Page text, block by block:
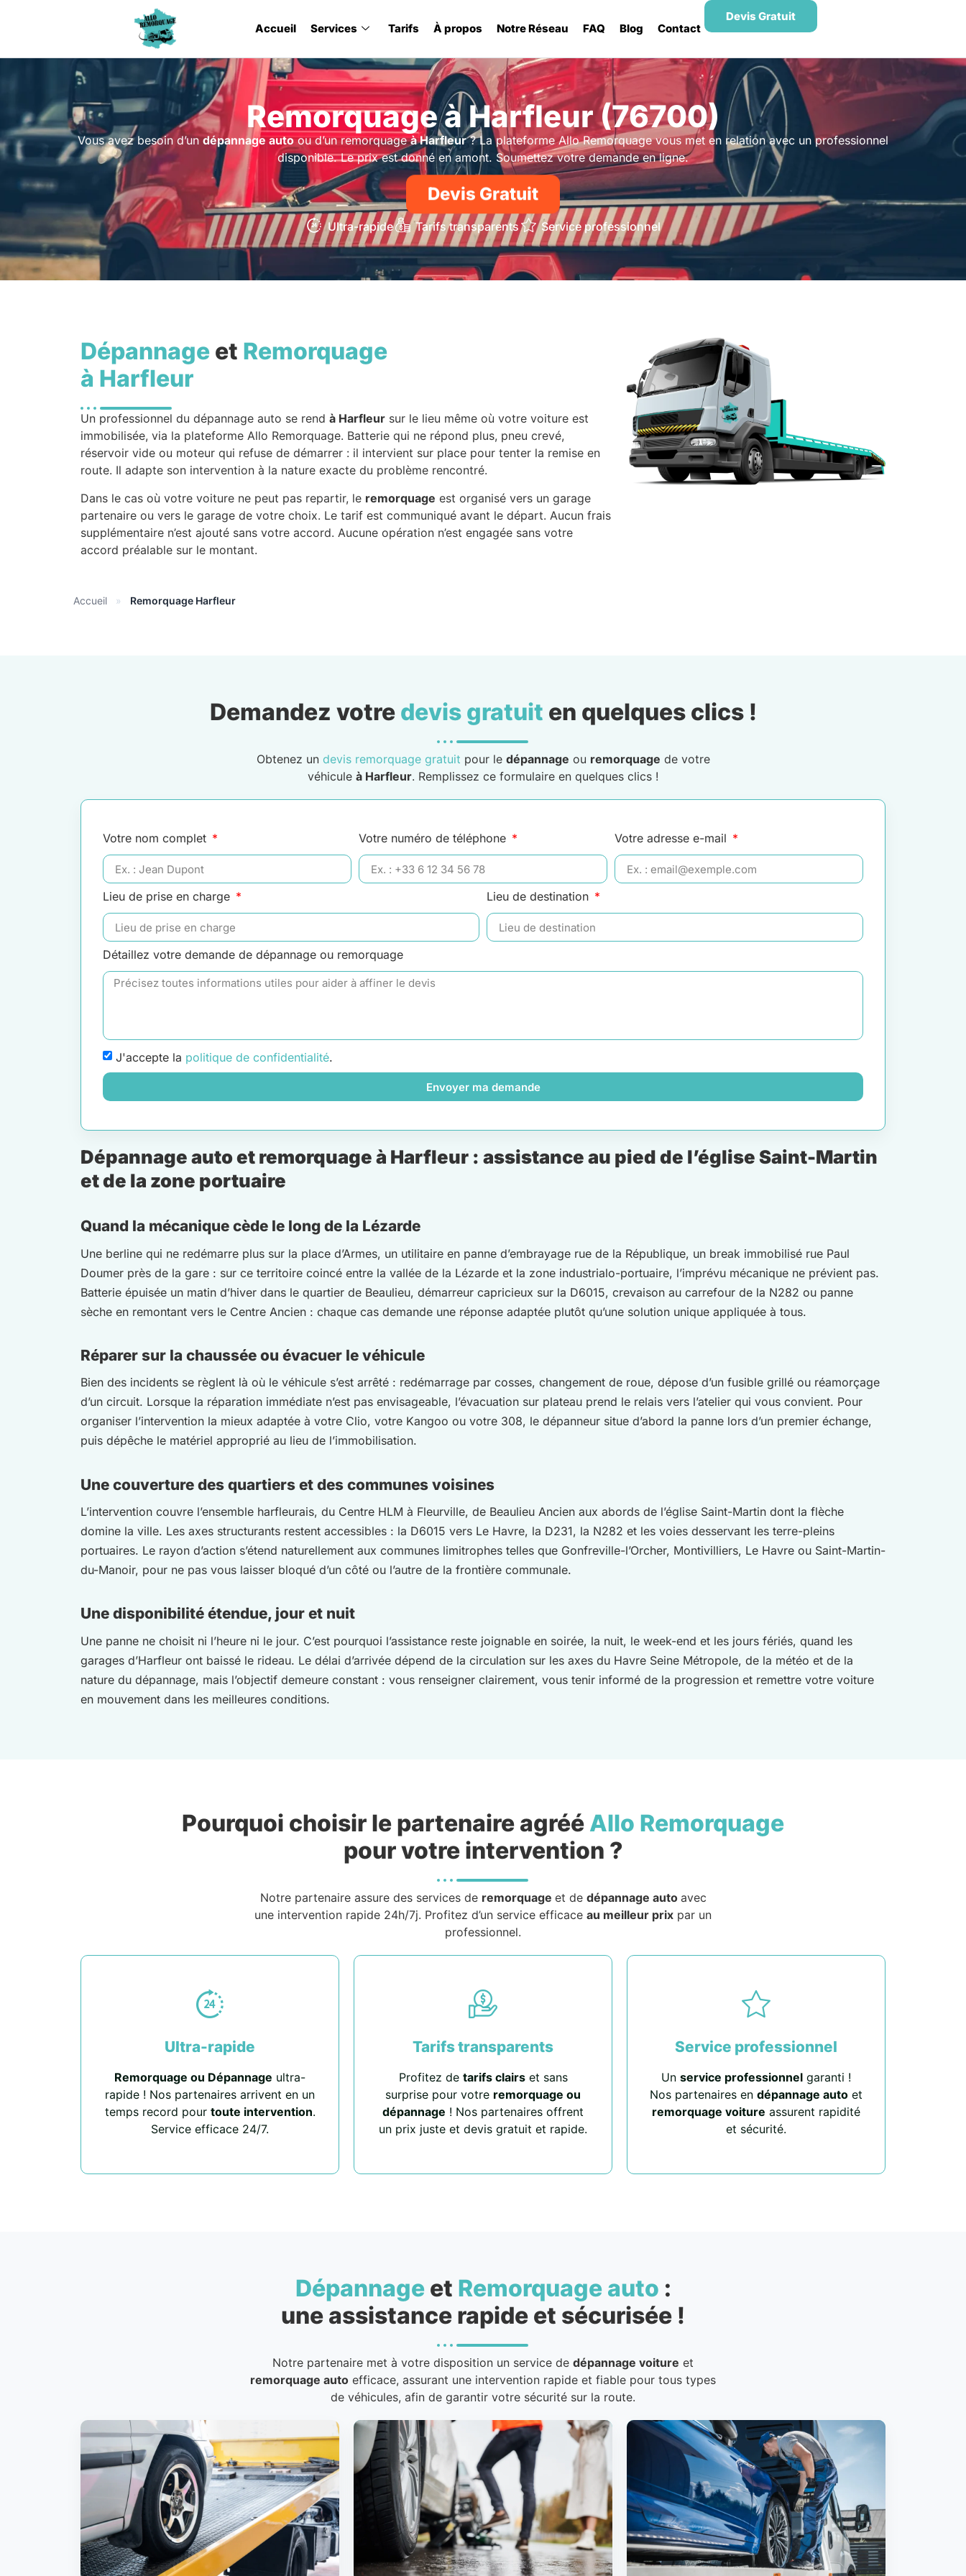
Accueil Services Tarifs À propos Notre Réseau FAQ Blog Contact
Devis Gratuit
Remorquage à Harfleur (76700)
Vous avez besoin d’undépannage autoou d’un remorquageà Harfleur? La plateforme Allo Remorquage vous met en relation avec un professionnel
disponible. Le prix est donné en amont. Soumettez votre demande en ligne.
Devis Gratuit
Ultra-rapide Tarifs transparents Service professionnel
Dépannage et Remorquage
à Harfleur
Un professionnel du dépannage auto se rend à Harfleur sur le lieu même où votre voiture est
immobilisée, via la plateforme Allo Remorquage. Batterie qui ne répond plus, pneu crevé,
réservoir vide ou moteur qui refuse de démarrer : il intervient sur place pour tenter la remise en
route. Il adapte son intervention à la nature exacte du problème rencontré.
Dans le cas où votre voiture ne peut pas repartir, le remorquage est organisé vers un garage
partenaire ou vers le garage de votre choix. Le tarif est communiqué avant le départ. Aucun frais
supplémentaire n’est ajouté sans votre accord. Aucune opération n’est engagée sans votre
accord préalable sur le montant.
Accueil » Remorquage Harfleur
Demandez votre devis gratuit en quelques clics !
Obtenez un devis remorquage gratuit pour le dépannage ou remorquage de votre
véhicule à Harfleur. Remplissez ce formulaire en quelques clics !
Votre nom complet Votre numéro de téléphone Votre adresse e-mail
Lieu de prise en charge Lieu de destination
Détaillez votre demande de dépannage ou remorquage
J'accepte la politique de confidentialité.
Envoyer ma demande
Dépannage auto et remorquage à Harfleur : assistance au pied de l’église Saint-Martin
et de la zone portuaire
Quand la mécanique cède le long de la Lézarde
Une berline qui ne redémarre plus sur la place d’Armes, un utilitaire en panne d’embrayage rue de la République, un break immobilisé rue Paul
Doumer près de la gare : sur ce territoire coincé entre la vallée de la Lézarde et la zone industrialo-portuaire, l’imprévu mécanique ne prévient pas.
Batterie épuisée un matin d’hiver dans le quartier de Beaulieu, démarreur capricieux sur la D6015, crevaison au carrefour de la N282 ou panne
sèche en remontant vers le Centre Ancien : chaque cas demande une réponse adaptée plutôt qu’une solution unique appliquée à tous.
Réparer sur la chaussée ou évacuer le véhicule
Bien des incidents se règlent là où le véhicule s’est arrêté : redémarrage par cosses, changement de roue, dépose d’un fusible grillé ou réamorçage
d’un circuit. Lorsque la réparation immédiate n’est pas envisageable, l’évacuation sur plateau prend le relais vers l’atelier qui vous convient. Pour
organiser l’intervention la mieux adaptée à votre Clio, votre Kangoo ou votre 308, le dépanneur situe d’abord la panne lors d’un premier échange,
puis dépêche le matériel approprié au lieu de l’immobilisation.
Une couverture des quartiers et des communes voisines
L’intervention couvre l’ensemble harfleurais, du Centre HLM à Fleurville, de Beaulieu Ancien aux abords de l’église Saint-Martin dont la flèche
domine la ville. Les axes structurants restent accessibles : la D6015 vers Le Havre, la D231, la N282 et les voies desservant les terre-pleins
portuaires. Le rayon d’action s’étend naturellement aux communes limitrophes telles que Gonfreville-l’Orcher, Montivilliers, Le Havre ou Saint-Martin-
du-Manoir, pour ne pas vous laisser bloqué d’un côté ou l’autre de la frontière communale.
Une disponibilité étendue, jour et nuit
Une panne ne choisit ni l’heure ni le jour. C’est pourquoi l’assistance reste joignable en soirée, la nuit, le week-end et les jours fériés, quand les
garages d’Harfleur ont baissé le rideau. Le délai d’arrivée dépend de la circulation sur les axes du Havre Seine Métropole, de la météo et de la
nature du dépannage, mais l’objectif demeure constant : vous renseigner clairement, vous tenir informé de la progression et remettre votre voiture
en mouvement dans les meilleures conditions.
Pourquoi choisir le partenaire agréé Allo Remorquage
pour votre intervention ?
Notre partenaire assure des services de remorquage et de dépannage auto avec
une intervention rapide 24h/7j. Profitez d’un service efficace au meilleur prix par un
professionnel.
Ultra-rapide
Remorquage ou Dépannage ultra-
rapide ! Nos partenaires arrivent en un
temps record pour toute intervention.
Service efficace 24/7.
Tarifs transparents
Profitez de tarifs clairset sans
surprise pour votre remorquage ou
dépannage ! Nos partenaires offrent
un prix juste et devis gratuit et rapide.
Service professionnel
Un service professionnel garanti !
Nos partenaires en dépannage auto et
remorquage voiture assurent rapidité
et sécurité.
Dépannageet Remorquage auto :
une assistance rapide et sécurisée !
Notre partenaire met à votre disposition un service de dépannage voiture et
remorquage auto efficace, assurant une intervention rapide et fiable pour tous types
de véhicules, afin de garantir votre sécurité sur la route.